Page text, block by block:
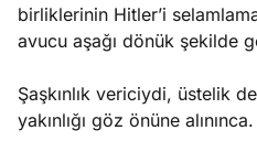
birliklerinin Hitler’i
avucu aşağı dönük şekilde
Şaşkınlık vericiydi, üstelik
yakınlığı göz önüne alınınca.